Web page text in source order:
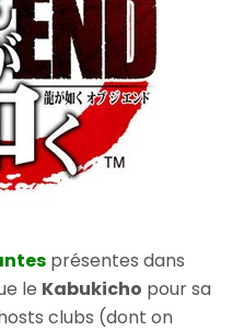
présentes dans
le Kabukicho pour sa
clubs (dont on